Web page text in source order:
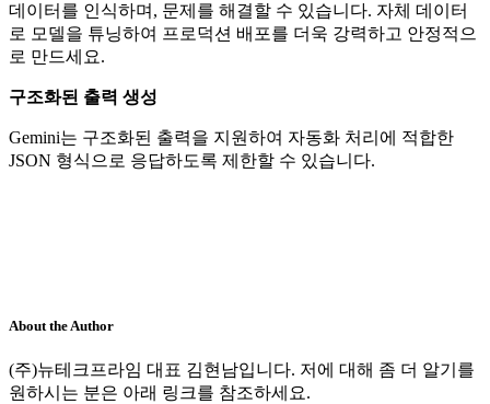
데이터를 인식하며, 문제를 해결할 수 있습니다. 자체 데이터
로 모델을 튜닝하여 프로덕션 배포를 더욱 강력하고 안정적으
로 만드세요.
구조화된 출력 생성
Gemini는 구조화된 출력을 지원하여 자동화 처리에 적합한
JSON 형식으로 응답하도록 제한할 수 있습니다.
About the Author
(주)뉴테크프라임 대표 김현남입니다. 저에 대해 좀 더 알기를
원하시는 분은 아래 링크를 참조하세요.